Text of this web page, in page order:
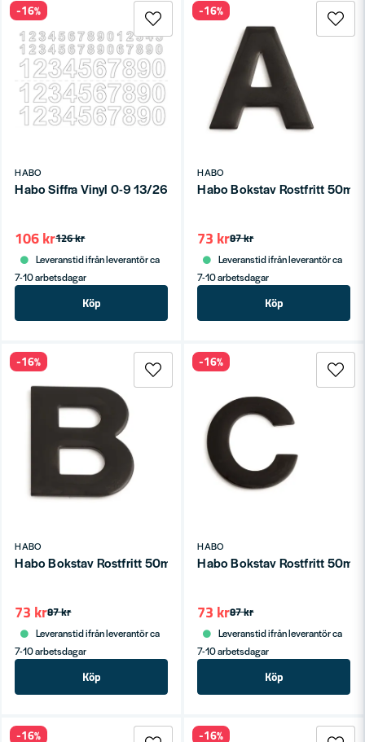
HABO
Habo Siffra Vinyl 0-9 13/26mm Vit SB
126 kr
106 kr
Leveranstid ifrån leverantör ca
7-10 arbetsdagar
Köp
-16%
HABO
Habo Bokstav Rostfritt
87 kr
73 kr
Leveranstid ifrån leverantör ca
7-10 arbetsdagar
Köp
-16%
HABO
Habo Bokstav Rostfritt 50mm Svart B SB
87 kr
73 kr
Leveranstid ifrån leverantör ca
7-10 arbetsdagar
Köp
-16%
HABO
Habo Bokstav Rostfritt 50mm
87 kr
73 kr
Leveranstid ifrån leverantör ca
7-10 arbetsdagar
Köp
-16%
-16% -16%